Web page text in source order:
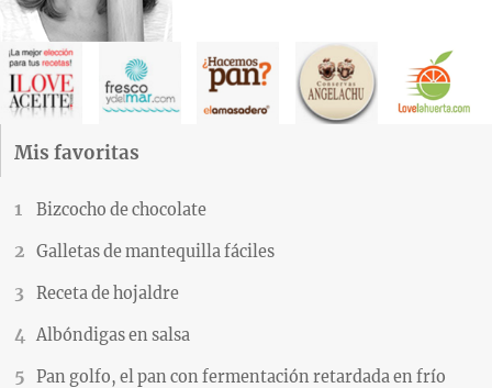
Mis favoritas
Bizcocho de chocolate
Galletas de mantequilla fáciles
Receta de hojaldre
Albóndigas en salsa
Pan golfo, el pan con fermentación retardada en frío